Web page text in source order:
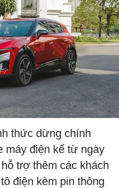
thức dừng chính
máy điện kể từ ngày
trợ thêm các khách
điện kèm pin thông